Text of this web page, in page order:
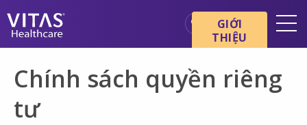
Cơ bản về chăm sóc cuối đời
Dịch vụ
GIỚI
THIỆU
Chính sách quyền riêng
tư